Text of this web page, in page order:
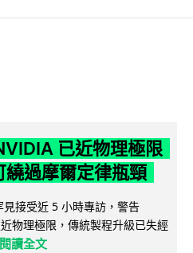
已近物理極限
過摩爾定律瓶頸
接受近 5 小時專訪，警告
物理極限，傳統製程升級已失經
閱讀全文